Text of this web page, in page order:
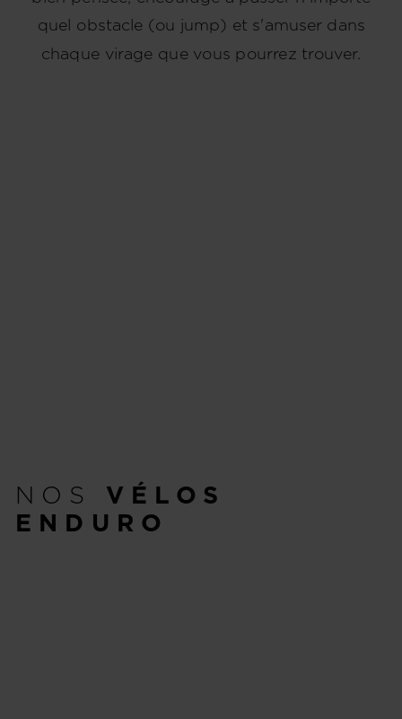
for
United
States
quel obstacle (ou jump) et s'amuser dans
chaque virage que vous pourrez trouver.
NOS VÉLOS
ENDURO